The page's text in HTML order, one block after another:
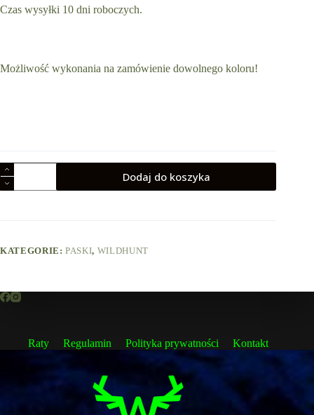
Czas wysyłki 10 dni roboczych.
Możliwość wykonania na zamówienie dowolnego koloru!
ilość
Pas
z
Dodaj do koszyka
KATEGORIE:PASKI, WILDHUNT
Raty Regulamin Polityka prywatności Kontakt